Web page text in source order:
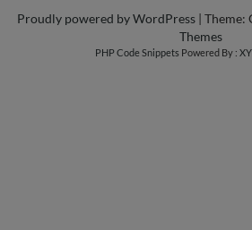
Proudly powered by WordPress | Theme:
Themes
PHP Code SnippetsPowered By :